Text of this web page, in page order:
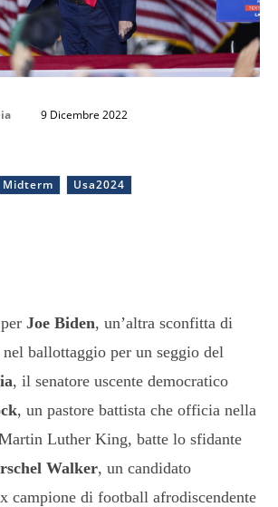
9 Dicembre 2022
Midterm Usa2024
Joe Biden, un’altra sconfitta di
nel ballottaggio per un seggio del
, il senatore uscente democratico
, un pastore battista che officia nella
Luther King, batte lo sfidante
Walker, un candidato
campione di football afrodiscendente